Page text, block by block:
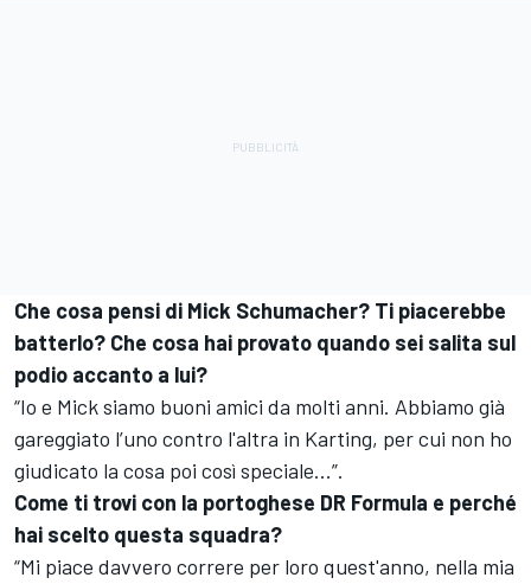
Che cosa pensi di Mick Schumacher? Ti piacerebbe
batterlo? Che cosa hai provato quando sei salita sul
podio accanto a lui?
“Io e Mick siamo buoni amici da molti anni. Abbiamo già
gareggiato l’uno contro l'altra in Karting, per cui non ho
giudicato la cosa poi così speciale...”.
Come ti trovi con la portoghese DR Formula e perché
hai scelto questa squadra?
“Mi piace davvero correre per loro quest'anno, nella mia